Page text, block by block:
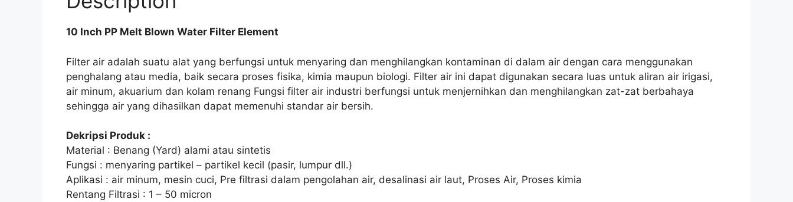
10 Inch PP Melt Blown Water Filter Element
Filter air adalah suatu alat yang berfungsi untuk menyaring dan menghilangkan kontaminan di dalam air dengan cara menggunakan
penghalang atau media, baik secara proses fisika, kimia maupun biologi. Filter air ini dapat digunakan secara luas untuk aliran air irigasi,
air minum, akuarium dan kolam renang Fungsi filter air industri berfungsi untuk menjernihkan dan menghilangkan zat-zat berbahaya
sehingga air yang dihasilkan dapat memenuhi standar air bersih.
Dekripsi Produk :
Material : Benang (Yard) alami atau sintetis
Fungsi : menyaring partikel – partikel kecil (pasir, lumpur dll.)
Aplikasi : air minum, mesin cuci, Pre filtrasi dalam pengolahan air, desalinasi air laut, Proses Air, Proses kimia
Rentang Filtrasi : 1 – 50 micron